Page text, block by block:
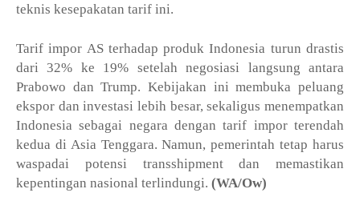
teknis kesepakatan tarif ini.
Tarif impor AS terhadap produk Indonesia turun drastis
dari 32% ke 19% setelah negosiasi langsung antara
Prabowo dan Trump. Kebijakan ini membuka peluang
ekspor dan investasi lebih besar, sekaligus menempatkan
Indonesia sebagai negara dengan tarif impor terendah
kedua di Asia Tenggara. Namun, pemerintah tetap harus
waspadai potensi transshipment dan memastikan
kepentingan nasional terlindungi. (WA/Ow)